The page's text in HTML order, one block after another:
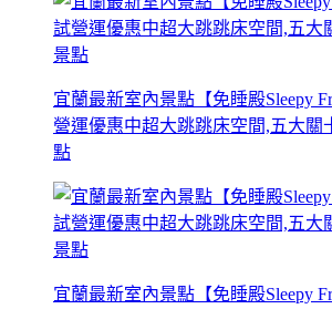
宜蘭最新室內景點【免睡殿Sleepy
營運優惠中超大跳跳床空間,五大關
點
宜蘭最新室內景點【免睡殿Sleepy